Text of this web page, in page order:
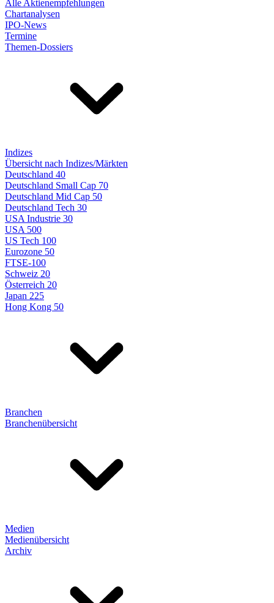
Alle Aktienempfehlungen
Chartanalysen
IPO-News
Termine
Themen-Dossiers
Indizes
Übersicht nach Indizes/Märkten
Deutschland 40
Deutschland Small Cap 70
Deutschland Mid Cap 50
Deutschland Tech 30
USA Industrie 30
USA 500
US Tech 100
Eurozone 50
FTSE-100
Schweiz 20
Österreich 20
Japan 225
Hong Kong 50
Branchen
Branchenübersicht
Medien
Medienübersicht
Archiv